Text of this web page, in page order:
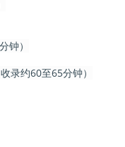
钟）
约60至65分钟）